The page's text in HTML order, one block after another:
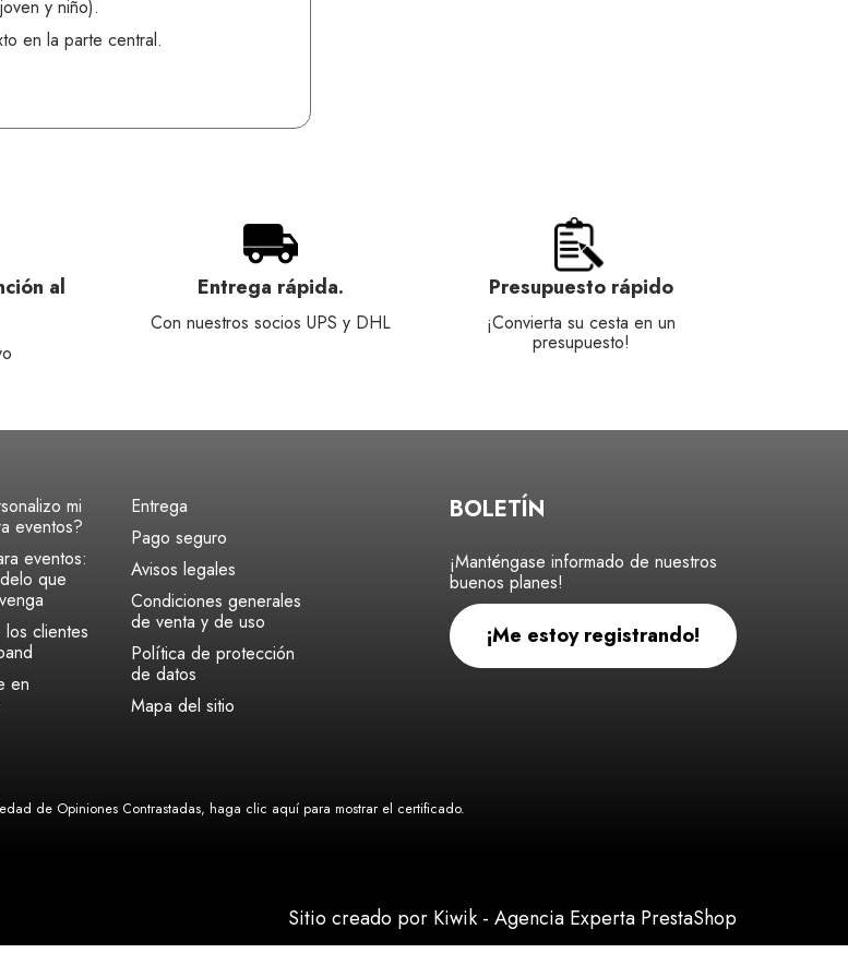
y niño).
en la parte central.
al
Entrega rápida.
Con nuestros socios UPS y DHL
Presupuesto rápido
¡Convierta su cesta en un
presupuesto!
mi
eventos?
eventos:
que
clientes
en
Entrega
Pago seguro
Avisos legales
Condiciones generales
de venta y de uso
Política de protección
de datos
Mapa del sitio
BOLETÍN
¡Manténgase informado de nuestros
buenos planes!
¡Me estoy registrando!
de Opiniones Contrastadas, haga clic aquí para mostrar el certificado.
Sitio creado por Kiwik - Agencia Experta PrestaShop